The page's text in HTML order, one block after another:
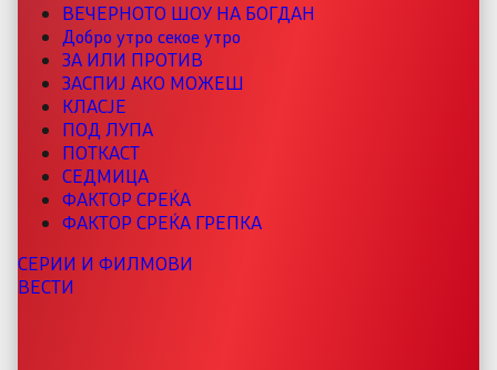
ВЕЧЕРНОТО ШОУ НА БОГДАН
Добро утро секое утро
ЗА ИЛИ ПРОТИВ
ЗАСПИЈ АКО МОЖЕШ
КЛАСЈЕ
ПОД ЛУПА
ПОТКАСТ
СЕДМИЦА
ФАКТОР СРЕЌА
ФАКТОР СРЕЌА ГРЕПКА
СЕРИИ И ФИЛМОВИ
ВЕСТИ